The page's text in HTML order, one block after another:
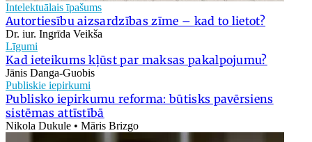
Intelektuālais īpašums
Autortiesību aizsardzības zīme – kad to lietot?
Dr. iur. Ingrīda Veikša
Līgumi
Kad ieteikums kļūst par maksas pakalpojumu?
Jānis Danga-Guobis
Publiskie iepirkumi
Publisko iepirkumu reforma: būtisks pavērsiens
sistēmas attīstībā
Nikola Dukule • Māris Brizgo